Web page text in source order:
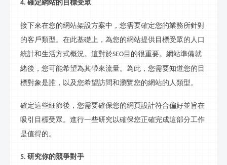
4. 確定網站的目標受眾
接下來在您的網站架設方案中，您需要確定您的業務所針對
的客戶類型。在此基礎上，為您的網站提供目標受眾的人口
統計和生活方式概況。這對於SEO 目的很重要。網站準備就
緒後，您可能希望為其帶來流量。為此，您需要知道您的目
標對象是誰，以及您希望訪問和瀏覽您的網站的人類型。
確定這些細節後，您需要確保您的網頁設計符合偏好並旨在
吸引目標受眾。進行一些研究以確保您正確完成這部分工作
是值得的。
5. 研究你的競爭對手